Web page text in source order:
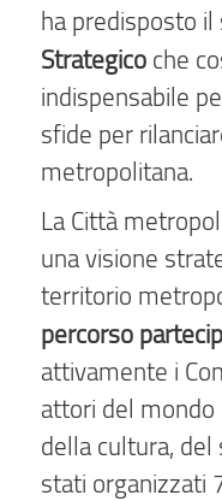
ha predisposto il
Strategico che
indispensabile
sfide per
metropolitana.
La Città
una visione
territorio
percorso
attivamente i
attori del mondo
della cultura, del
stati organizzati